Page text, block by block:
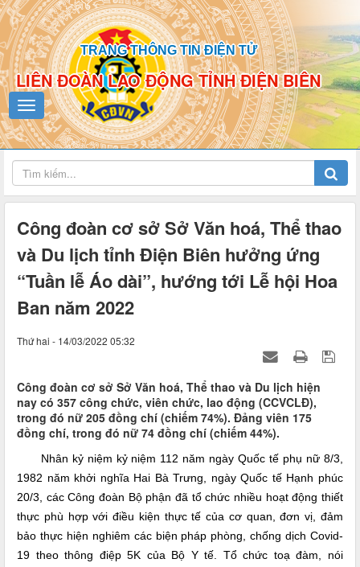
TRANG THÔNG TIN ĐIỆN TỬ
LIÊN ĐOÀN LAO ĐỘNG TỈNH ĐIỆN BIÊN
Công đoàn cơ sở Sở Văn hoá, Thể thao
và Du lịch tỉnh Điện Biên hưởng ứng
“Tuần lễ Áo dài”, hướng tới Lễ hội Hoa
Ban năm 2022
Thứ hai - 14/03/2022 05:32
Công đoàn cơ sở Sở Văn hoá, Thể thao và Du lịch hiện
nay có 357 công chức, viên chức, lao động (CCVCLĐ),
trong đó nữ 205 đồng chí (chiếm 74%). Đảng viên 175
đồng chí, trong đó nữ 74 đồng chí (chiếm 44%).
Nhân kỷ niệm kỷ niệm 112 năm ngày Quốc tế phụ nữ 8/3,
1982 năm khởi nghĩa Hai Bà Trưng, ngày Quốc tế Hạnh phúc
20/3, các Công đoàn Bộ phận đã tổ chức nhiều hoạt động thiết
thực phù hợp với điều kiện thực tế của cơ quan, đơn vị, đảm
bảo thực hiện nghiêm các biện pháp phòng, chống dịch Covid-
19 theo thông điệp 5K của Bộ Y tế. Tổ chức toạ đàm, nói